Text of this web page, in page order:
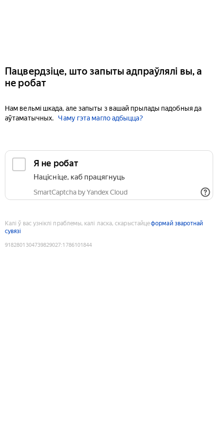
Пацвердзіце, што запыты адпраўлялі вы, а
не робат
Нам вельмі шкада, але запыты з вашай прылады падобныя да
аўтаматычных.
Чаму гэта магло адбыцца?
Я не робат
Націсніце, каб працягнуць
SmartCaptcha by Yandex Cloud
Калі ў вас узніклі праблемы, калі ласка, скарыстайцеформай зваротнай
сувязі
9182801304739829027:1786101844